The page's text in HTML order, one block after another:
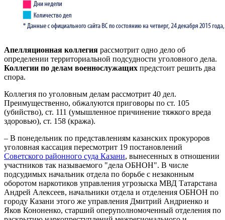
Апелляционная коллегия рассмотрит одно дело об
определении территориальной подсудности уголовного дела.
Коллегии по делам военнослужащих предстоит решить два
спора.
Коллегия по уголовным делам рассмотрит 40 дел.
Преимущественно, обжалуются приговоры по ст. 105
(убийство), ст. 111 (умышленное причинение тяжкого вреда
здоровью), ст. 158 (кража).
– В понедельник по представлениям казанских прокуроров
уголовная кассация пересмотрит 19 постановлений
Советского районного суда Казани, вынесенных в отношении
участников так называемого "дела ОБНОН". В числе
подсудимых начальник отдела по борьбе с незаконным
оборотом наркотиков управления угрозыска МВД Татарстана
Андрей Алексеев, начальники отдела и отделения ОБНОН по
городу Казани этого же управления Дмитрий Андриенко и
Яков Кононенко, старший оперуполномоченный отделения по